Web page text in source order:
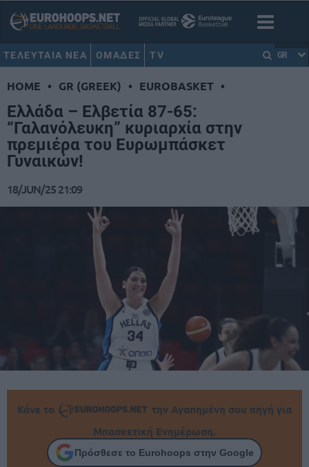
ΤΕΛΕΥΤΑΙΑ ΝΕΑ ΟΜΑΔΕΣ TV GR
HOME • GR (GREEK) • EUROBASKET •
Ελλάδα – Ελβετία 87-65:
“Γαλανόλευκη” κυριαρχία στην
πρεμιέρα του Ευρωμπάσκετ
Γυναικών!
18/JUN/25 21:09
Κάνε το
την Αγαπημένη σου πηγή για
Μπασκετική Ενημέρωση.
Πρόσθεσε το Eurohoops στην Google